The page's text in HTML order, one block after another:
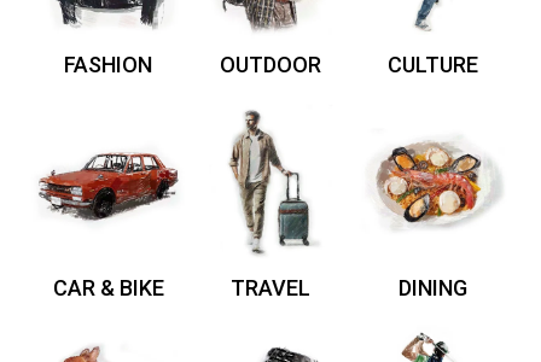
FASHION OUTDOOR CULTURE
CAR & BIKE TRAVEL DINING